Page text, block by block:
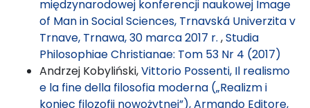
międzynarodowej konferencji naukowej Image
of Man in Social Sciences, Trnavská Univerzita v
Trnave, Trnawa, 30 marca 2017 r. ,Studia
Philosophiae Christianae: Tom 53 Nr 4 (2017)
Andrzej Kobyliński,Vittorio Possenti, Il realismo
e la fine della filosofia moderna („Realizm i
koniec filozofii nowożytnej”), Armando Editore,